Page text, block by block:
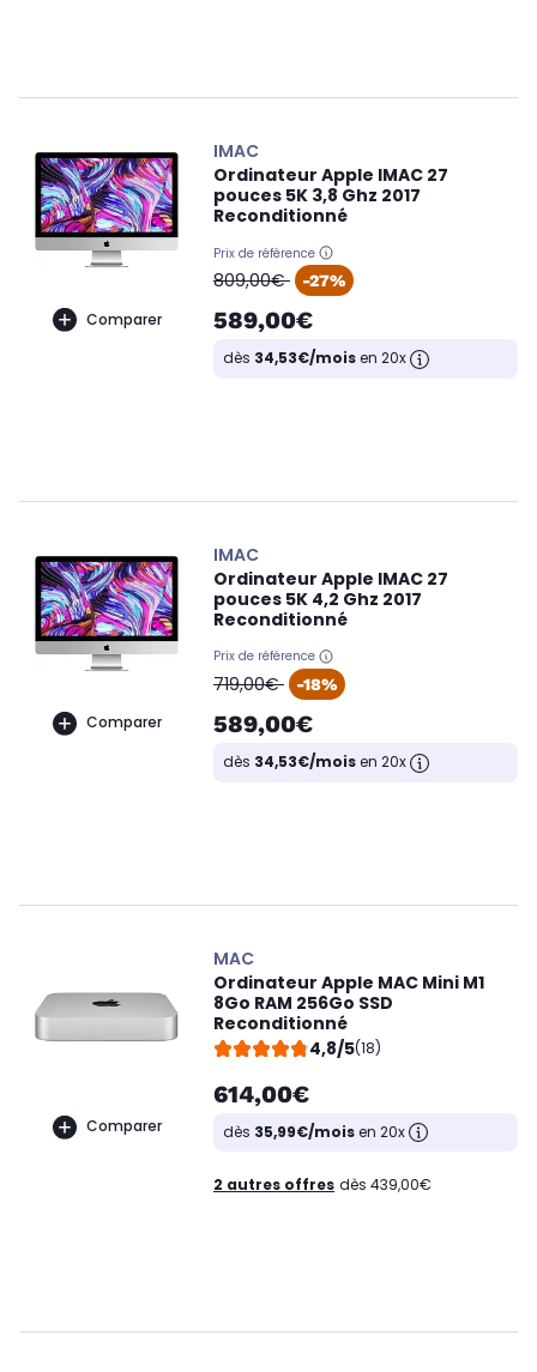
Comparer
IMAC
Ordinateur Apple IMAC 27
pouces 5K 3,8 Ghz 2017
Reconditionné
Prix de référence
oldPrice
809,00€ -27%
589,00€
dès 34,53€/moisen 20x
Comparer
IMAC
Ordinateur Apple IMAC 27
pouces 5K 4,2 Ghz 2017
Reconditionné
Prix de référence
oldPrice
719,00€ -18%
589,00€
dès 34,53€/moisen 20x
Comparer
MAC
Ordinateur Apple MAC Mini M1
8Go RAM 256Go SSD
Reconditionné
4,8/5(18)
614,00€
dès 35,99€/moisen 20x
2 autres offres dès 439,00€